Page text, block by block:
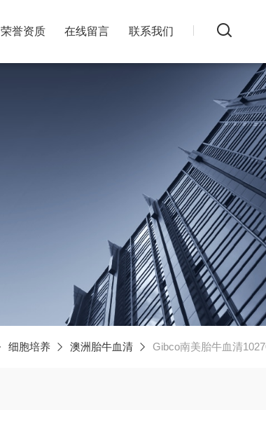
荣誉资质 在线留言 联系我们
细胞培养 澳洲胎牛血清 Gibco南美胎牛血清